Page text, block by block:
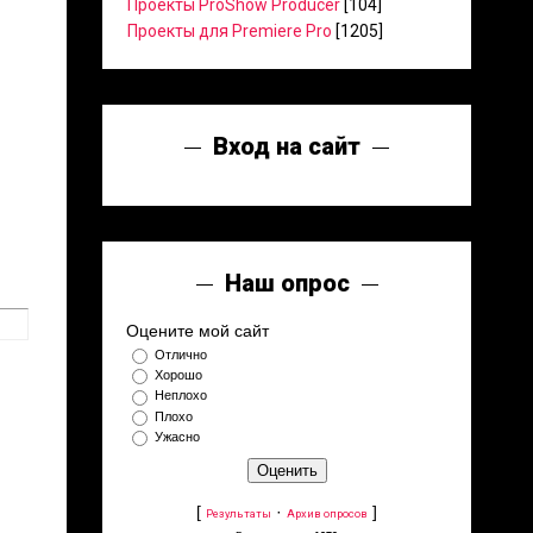
Проекты ProShow Producer [104]
Проекты для Premiere Pro [1205]
Вход на сайт
Наш опрос
Оцените мой сайт
Отлично
Хорошо
Неплохо
Плохо
Ужасно
[ Результаты · Архив опросов ]